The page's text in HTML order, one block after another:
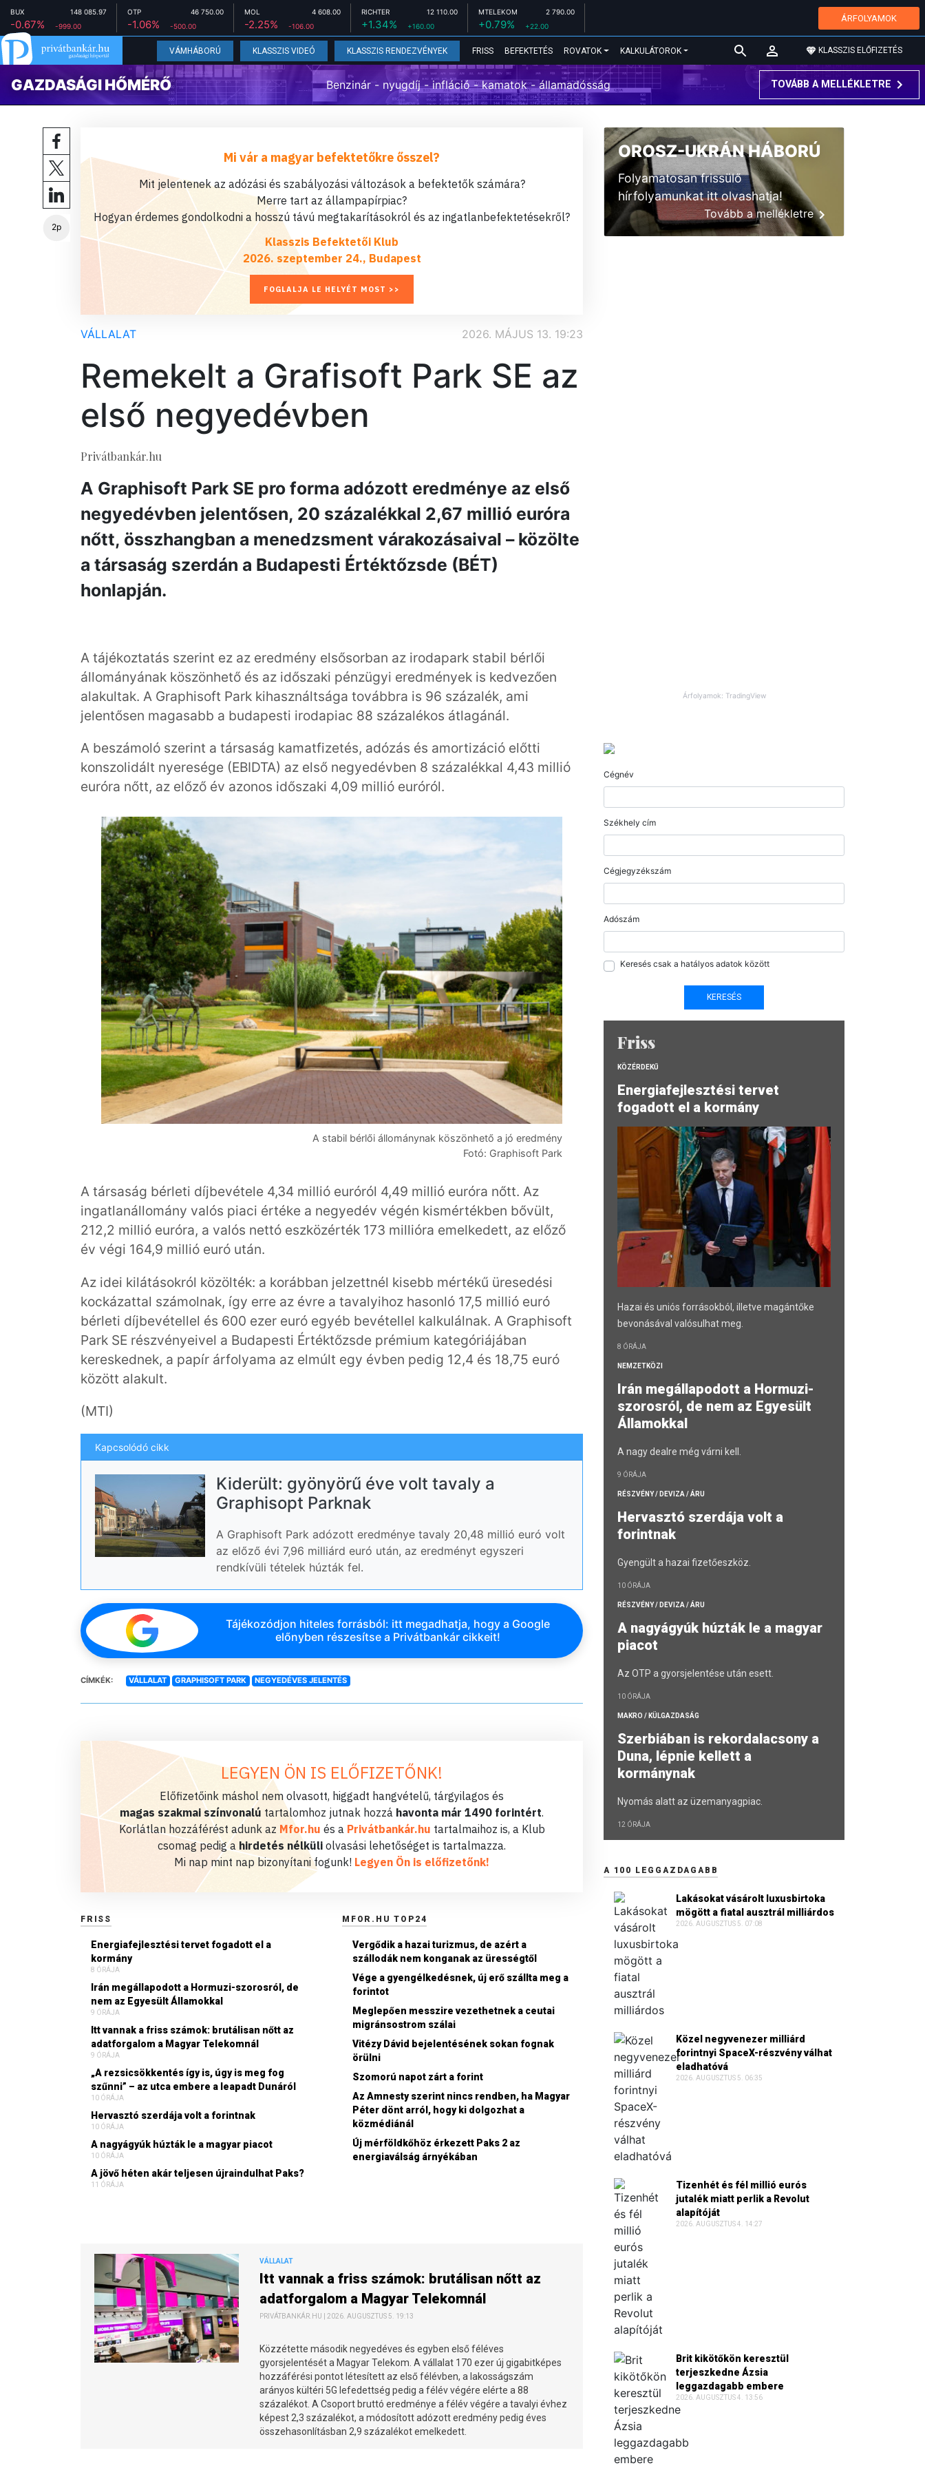
BUX 148 085.97
-0.67% -999.00
OTP 46 750.00
-1.06% -500.00
MOL 4 608.00
-2.25% -106.00
RICHTER 12 110.00
+1.34% +160.00
MTELEKOM 2 790.00
+0.79% +22.00
ÁRFOLYAMOK
VÁMHÁBORÚ KLASSZIS VIDEÓ KLASSZIS RENDEZVÉNYEK FRISS BEFEKTETÉS ROVATOK KALKULÁTOROK KLASSZIS ELŐFIZETÉS
GAZDASÁGI HŐMÉRŐ Benzinár - nyugdíj - infláció - kamatok - államadósság TOVÁBB A MELLÉKLETRE
2p
Mi vár a magyar befektetőkre ősszel?
Mit jelentenek az adózási és szabályozási változások a befektetők számára?
Merre tart az állampapírpiac?
Hogyan érdemes gondolkodni a hosszú távú megtakarításokról és az ingatlanbefektetésekről?
Klasszis Befektetői Klub
2026. szeptember 24., Budapest
FOGLALJA LE HELYÉT MOST >>
VÁLLALAT 2026. MÁJUS 13. 19:23
Remekelt a Grafisoft Park SE az
első negyedévben
Privátbankár.hu
A Graphisoft Park SE pro forma adózott eredménye az első
negyedévben jelentősen, 20 százalékkal 2,67 millió euróra
nőtt, összhangban a menedzsment várakozásaival – közölte
a társaság szerdán a Budapesti Értéktőzsde (BÉT)
honlapján.
A tájékoztatás szerint ez az eredmény elsősorban az irodapark stabil bérlői
állományának köszönhető és az időszaki pénzügyi eredmények is kedvezően
alakultak. A Graphisoft Park kihasználtsága továbbra is 96 százalék, ami
jelentősen magasabb a budapesti irodapiac 88 százalékos átlagánál.
A beszámoló szerint a társaság kamatfizetés, adózás és amortizáció előtti
konszolidált nyeresége (EBIDTA) az első negyedévben 8 százalékkal 4,43 millió
euróra nőtt, az előző év azonos időszaki 4,09 millió euróról.
A stabil bérlői állománynak köszönhető a jó eredmény
Fotó: Graphisoft Park
A társaság bérleti díjbevétele 4,34 millió euróról 4,49 millió euróra nőtt. Az
ingatlanállomány valós piaci értéke a negyedév végén kismértékben bővült,
212,2 millió euróra, a valós nettó eszközérték 173 millióra emelkedett, az előző
év végi 164,9 millió euró után.
Az idei kilátásokról közölték: a korábban jelzettnél kisebb mértékű üresedési
kockázattal számolnak, így erre az évre a tavalyihoz hasonló 17,5 millió euró
bérleti díjbevétellel és 600 ezer euró egyéb bevétellel kalkulálnak. A Graphisoft
Park SE részvényeivel a Budapesti Értéktőzsde prémium kategóriájában
kereskednek, a papír árfolyama az elmúlt egy évben pedig 12,4 és 18,75 euró
között alakult.
(MTI)
Kapcsolódó cikk
Kiderült: gyönyörű éve volt tavaly a
Graphisopt Parknak
A Graphisoft Park adózott eredménye tavaly 20,48 millió euró volt
az előző évi 7,96 milliárd euró után, az eredményt egyszeri
rendkívüli tételek húzták fel.
Tájékozódjon hiteles forrásból: itt megadhatja, hogy a Google
előnyben részesítse a Privátbankár cikkeit!
CÍMKÉK: VÁLLALAT GRAPHISOFT PARK NEGYEDÉVES JELENTÉS
LEGYEN ÖN IS ELŐFIZETŐNK!
Előfizetőink máshol nem olvasott, higgadt hangvételű, tárgyilagos és
magas szakmai színvonalú tartalomhoz jutnak hozzá havonta már 1490 forintért.
Korlátlan hozzáférést adunk az Mfor.hu és a Privátbankár.hu tartalmaihoz is, a Klub
csomag pedig a hirdetés nélküli olvasási lehetőséget is tartalmazza.
Mi nap mint nap bizonyítani fogunk! Legyen Ön is előfizetőnk!
FRISS
Energiafejlesztési tervet fogadott el a
kormány
8 ÓRÁJA
Irán megállapodott a Hormuzi-szorosról, de
nem az Egyesült Államokkal
9 ÓRÁJA
Itt vannak a friss számok: brutálisan nőtt az
adatforgalom a Magyar Telekomnál
9 ÓRÁJA
„A rezsicsökkentés így is, úgy is meg fog
szűnni” – az utca embere a leapadt Dunáról
10 ÓRÁJA
Hervasztó szerdája volt a forintnak
10 ÓRÁJA
A nagyágyúk húzták le a magyar piacot
10 ÓRÁJA
A jövő héten akár teljesen újraindulhat Paks?
11 ÓRÁJA
MFOR.HU TOP24
Vergődik a hazai turizmus, de azért a
szállodák nem konganak az ürességtől
Vége a gyengélkedésnek, új erő szállta meg a
forintot
Meglepően messzire vezethetnek a ceutai
migránsostrom szálai
Vitézy Dávid bejelentésének sokan fognak
örülni
Szomorú napot zárt a forint
Az Amnesty szerint nincs rendben, ha Magyar
Péter dönt arról, hogy ki dolgozhat a
közmédiánál
Új mérföldkőhöz érkezett Paks 2 az
energiaválság árnyékában
VÁLLALAT
Itt vannak a friss számok: brutálisan nőtt az
adatforgalom a Magyar Telekomnál
PRIVÁTBANKÁR.HU | 2026. AUGUSZTUS 5. 19:13
Közzétette második negyedéves és egyben első féléves
gyorsjelentését a Magyar Telekom. A vállalat 170 ezer új gigabitképes
hozzáférési pontot létesített az első félévben, a lakosságszám
arányos kültéri 5G lefedettség pedig a félév végére elérte a 88
százalékot. A Csoport bruttó eredménye a félév végére a tavalyi évhez
képest 2,3 százalékot, a módosított adózott eredmény pedig éves
összehasonlításban 2,9 százalékot emelkedett.
OROSZ-UKRÁN HÁBORÚ
Folyamatosan frissülő
hírfolyamunkat itt olvashatja!
Tovább a mellékletre
Árfolyamok: TradingView
Cégnév
Székhely cím
Cégjegyzékszám
Adószám
Keresés csak a hatályos adatok között
Friss
KÖZÉRDEKŰ
Energiafejlesztési tervet
fogadott el a kormány
Hazai és uniós forrásokból, illetve magántőke
bevonásával valósulhat meg.
8 ÓRÁJA
NEMZETKÖZI
Irán megállapodott a Hormuzi-
szorosról, de nem az Egyesült
Államokkal
A nagy dealre még várni kell.
9 ÓRÁJA
RÉSZVÉNY / DEVIZA / ÁRU
Hervasztó szerdája volt a
forintnak
Gyengült a hazai fizetőeszköz.
10 ÓRÁJA
RÉSZVÉNY / DEVIZA / ÁRU
A nagyágyúk húzták le a magyar
piacot
Az OTP a gyorsjelentése után esett.
10 ÓRÁJA
MAKRO / KÜLGAZDASÁG
Szerbiában is rekordalacsony a
Duna, lépnie kellett a
kormánynak
Nyomás alatt az üzemanyagpiac.
12 ÓRÁJA
A 100 LEGGAZDAGABB
Lakásokat vásárolt luxusbirtoka
mögött a fiatal ausztrál milliárdos
2026. AUGUSZTUS 5. 07:08
Közel negyvenezer milliárd
forintnyi SpaceX-részvény válhat
eladhatóvá
2026. AUGUSZTUS 5. 06:35
Tizenhét és fél millió eurós
jutalék miatt perlik a Revolut
alapítóját
2026. AUGUSZTUS 4. 14:27
Brit kikötőkön keresztül
terjeszkedne Ázsia
leggazdagabb embere
2026. AUGUSZTUS 4. 13:56